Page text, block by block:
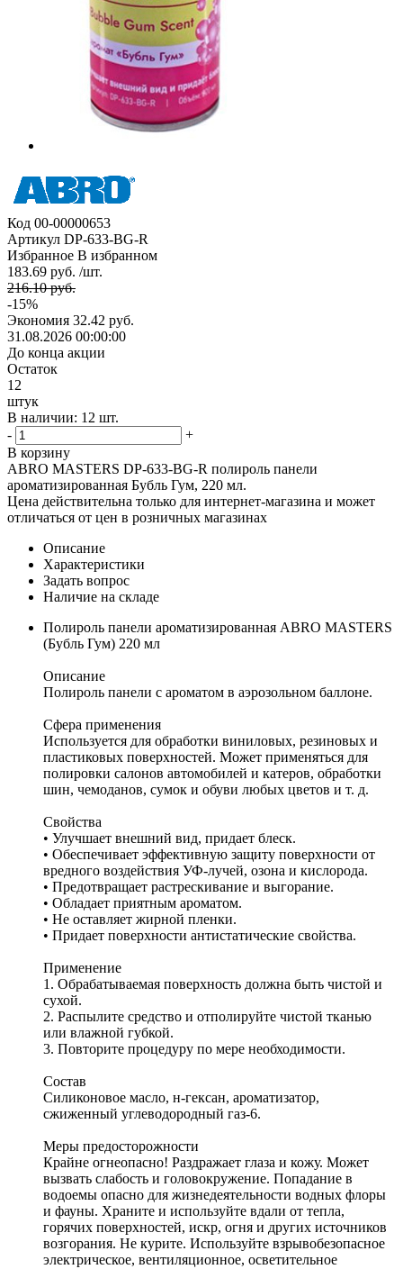
Код 00-00000653
Артикул DP-633-BG-R
Избранное В избранном
183.69 руб. /шт.
216.10 руб.
-15%
Экономия 32.42 руб.
31.08.2026 00:00:00
До конца акции
Остаток
12
штук
В наличии: 12 шт.
-
+
В корзину
ABRO MASTERS DP-633-BG-R полироль панели
ароматизированная Бубль Гум, 220 мл.
Цена действительна только для интернет-магазина и может
отличаться от цен в розничных магазинах
Описание
Характеристики
Задать вопрос
Наличие на складе
Полироль панели ароматизированная ABRO MASTERS
(Бубль Гум) 220 мл
Описание
Полироль панели с ароматом в аэрозольном баллоне.
Сфера применения
Используется для обработки виниловых, резиновых и
пластиковых поверхностей. Может применяться для
полировки салонов автомобилей и катеров, обработки
шин, чемоданов, сумок и обуви любых цветов и т. д.
Свойства
• Улучшает внешний вид, придает блеск.
• Обеспечивает эффективную защиту поверхности от
вредного воздействия УФ-лучей, озона и кислорода.
• Предотвращает растрескивание и выгорание.
• Обладает приятным ароматом.
• Не оставляет жирной пленки.
• Придает поверхности антистатические свойства.
Применение
1. Обрабатываемая поверхность должна быть чистой и
сухой.
2. Распылите средство и отполируйте чистой тканью
или влажной губкой.
3. Повторите процедуру по мере необходимости.
Состав
Силиконовое масло, н-гексан, ароматизатор,
сжиженный углеводородный газ-6.
Меры предосторожности
Крайне огнеопасно! Раздражает глаза и кожу. Может
вызвать слабость и головокружение. Попадание в
водоемы опасно для жизнедеятельности водных флоры
и фауны. Храните и используйте вдали от тепла,
горячих поверхностей, искр, огня и других источников
возгорания. Не курите. Используйте взрывобезопасное
электрическое, вентиляционное, осветительное